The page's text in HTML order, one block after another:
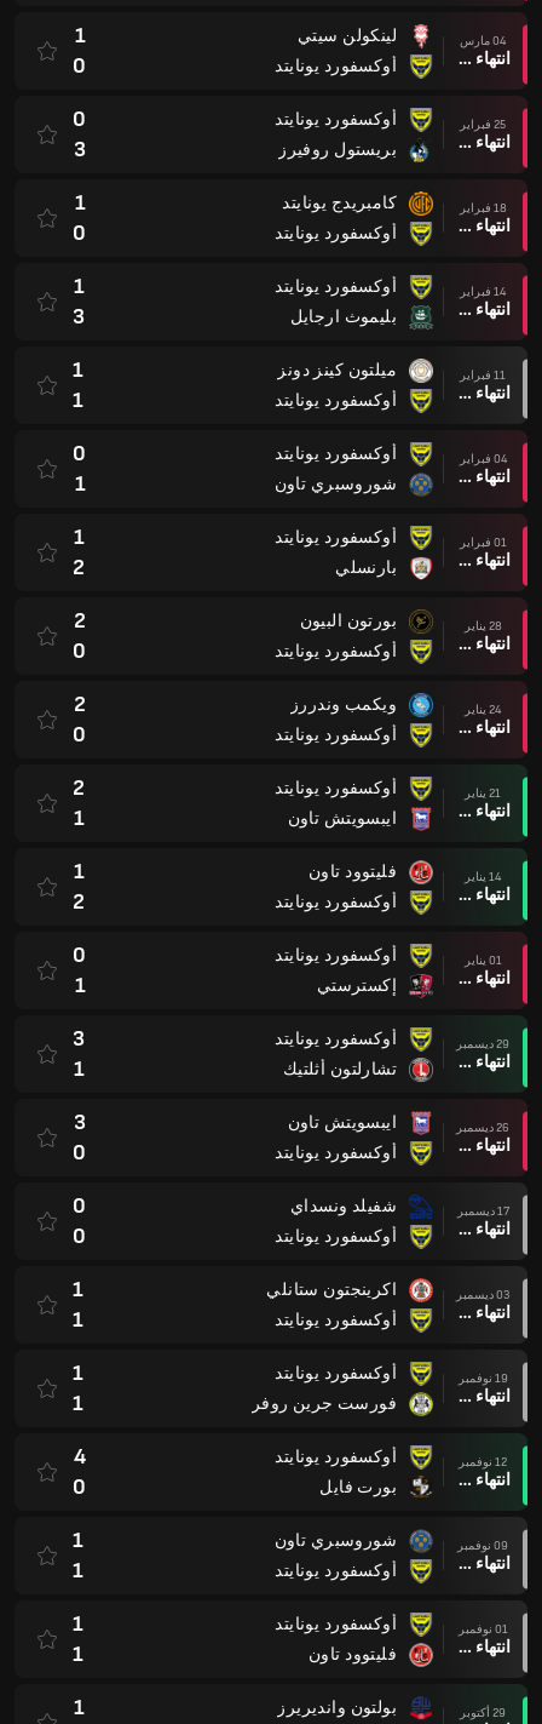
04 مارس
انتهاء وقت المباراة
لينكولن سيتي
أوكسفورد يونايتد
1
0
25 فبراير
انتهاء وقت المباراة
أوكسفورد يونايتد
بريستول روفيرز
0
3
18 فبراير
انتهاء وقت المباراة
كامبريدج يونايتد
أوكسفورد يونايتد
1
0
14 فبراير
انتهاء وقت المباراة
أوكسفورد يونايتد
بليموث ارجايل
1
3
11 فبراير
انتهاء وقت المباراة
ميلتون كينز دونز
أوكسفورد يونايتد
1
1
04 فبراير
انتهاء وقت المباراة
أوكسفورد يونايتد
شوروسبري تاون
0
1
01 فبراير
انتهاء وقت المباراة
أوكسفورد يونايتد
بارنسلي
1
2
28 يناير
انتهاء وقت المباراة
بورتون البيون
أوكسفورد يونايتد
2
0
24 يناير
انتهاء وقت المباراة
ويكمب وندررز
أوكسفورد يونايتد
2
0
21 يناير
انتهاء وقت المباراة
أوكسفورد يونايتد
ايبسويتش تاون
2
1
14 يناير
انتهاء وقت المباراة
فليتوود تاون
أوكسفورد يونايتد
1
2
01 يناير
انتهاء وقت المباراة
أوكسفورد يونايتد
إكسترستي
0
1
29 ديسمبر
انتهاء وقت المباراة
أوكسفورد يونايتد
تشارلتون أثلتيك
3
1
26 ديسمبر
انتهاء وقت المباراة
ايبسويتش تاون
أوكسفورد يونايتد
3
0
17 ديسمبر
انتهاء وقت المباراة
شفيلد ونسداي
أوكسفورد يونايتد
0
0
03 ديسمبر
انتهاء وقت المباراة
اكرينجتون ستانلي
أوكسفورد يونايتد
1
1
19 نوفمبر
انتهاء وقت المباراة
أوكسفورد يونايتد
فورست جرين روفر
1
1
12 نوفمبر
انتهاء وقت المباراة
أوكسفورد يونايتد
بورت فايل
4
0
09 نوفمبر
انتهاء وقت المباراة
شوروسبري تاون
أوكسفورد يونايتد
1
1
01 نوفمبر
انتهاء وقت المباراة
أوكسفورد يونايتد
فليتوود تاون
1
1
29 أكتوبر بولتون وانديريرز 1